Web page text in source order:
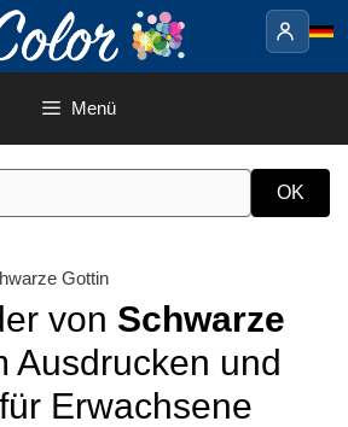
Menü
Gottin
von Schwarze
Ausdrucken und
Erwachsene